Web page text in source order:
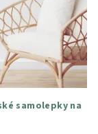
samolepky na